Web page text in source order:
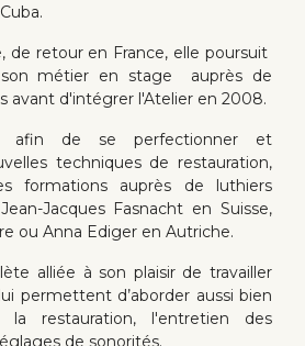
de retour en France, elle poursuit
son métier en stage auprès de
avant d'intégrer l'Atelier en 2008.
afin de se perfectionner et
techniques de restauration,
formations auprès de luthiers
Jacques Fasnacht en Suisse,
ou Anna Ediger en Autriche.
alliée à son plaisir de travailler
permettent d’aborder aussi bien
la restauration, l'entretien des
de sonorités.